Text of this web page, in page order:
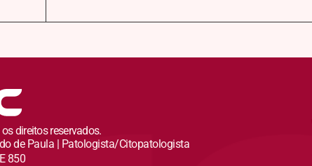
direitos reservados.
de Paula | Patologista/Citopatologista
850